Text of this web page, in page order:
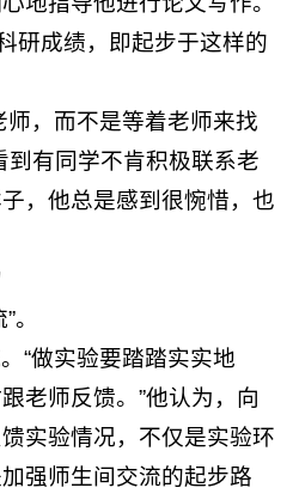
研成绩，即起步于这样的
师，而不是等着老师来找
到有同学不肯积极联系老
，他总是感到很惋惜，也
。
“做实验要踏踏实实地
老师反馈。”他认为，向
实验情况，不仅是实验环
强师生间交流的起步路